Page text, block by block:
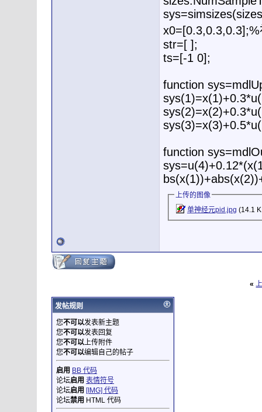
str=[ ];
ts=[-1 0];
function
function
上传的图像
单神经元pid.jpg (14.1
«
发帖规则
您不可以发表新主题
您不可以发表回复
您不可以上传附件
您不可以编辑自己的帖子
启用 BB 代码
论坛启用 表情符号
论坛启用 [IMG] 代码
论坛禁用 HTML 代码